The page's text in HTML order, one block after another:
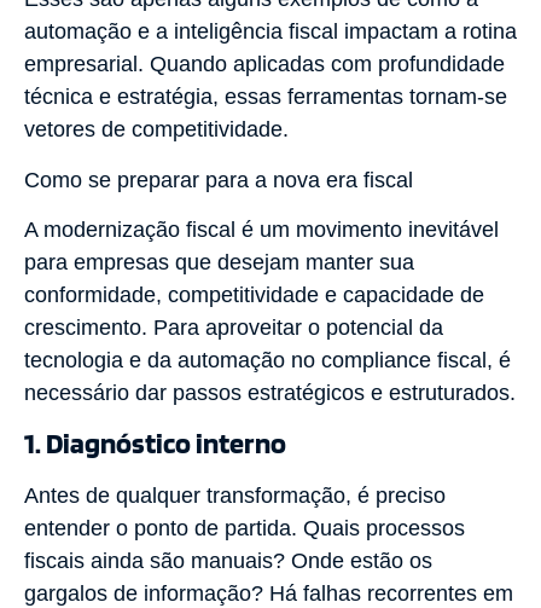
automação e a inteligência fiscal impactam a rotina
empresarial. Quando aplicadas com profundidade
técnica e estratégia, essas ferramentas tornam-se
vetores de competitividade.
Como se preparar para a nova era fiscal
A modernização fiscal é um movimento inevitável
para empresas que desejam manter sua
conformidade, competitividade e capacidade de
crescimento. Para aproveitar o potencial da
tecnologia e da automação no compliance fiscal, é
necessário dar passos estratégicos e estruturados.
1. Diagnóstico interno
Antes de qualquer transformação, é preciso
entender o ponto de partida. Quais processos
fiscais ainda são manuais? Onde estão os
gargalos de informação? Há falhas recorrentes em